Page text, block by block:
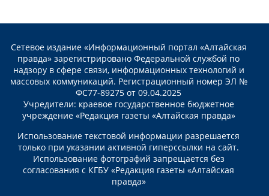
Сетевое издание «Информационный портал «Алтайская
правда» зарегистрировано Федеральной службой по
надзору в сфере связи, информационных технологий и
массовых коммуникаций. Регистрационный номер ЭЛ №
ФС77-89275 от 09.04.2025
Учредители: краевое государственное бюджетное
учреждение «Редакция газеты «Алтайская правда»
Использование текстовой информации разрешается
только при указании активной гиперссылки на сайт.
Использование фотографий запрещается без
согласования с КГБУ «Редакция газеты «Алтайская
правда»